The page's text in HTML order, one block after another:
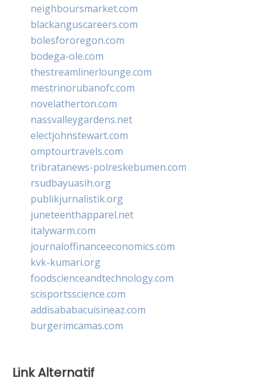
neighboursmarket.com
blackanguscareers.com
bolesfororegon.com
bodega-ole.com
thestreamlinerlounge.com
mestrinorubanofc.com
novelatherton.com
nassvalleygardens.net
electjohnstewart.com
omptourtravels.com
tribratanews-polreskebumen.com
rsudbayuasih.org
publikjurnalistik.org
juneteenthapparel.net
italywarm.com
journaloffinanceeconomics.com
kvk-kumari.org
foodscienceandtechnology.com
scisportsscience.com
addisababacuisineaz.com
burgerimcamas.com
Link Alternatif